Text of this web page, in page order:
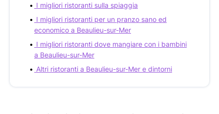
I migliori ristoranti sulla spiaggia
I migliori ristoranti per un pranzo sano ed
economico a Beaulieu-sur-Mer
I migliori ristoranti dove mangiare con i bambini
a Beaulieu-sur-Mer
Altri ristoranti a Beaulieu-sur-Mer e dintorni